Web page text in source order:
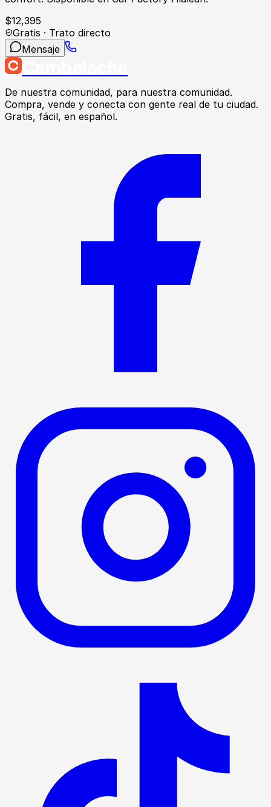
$12,395
Gratis · Trato directo
Mensaje
De nuestra comunidad, para nuestra comunidad.
Compra, vende y conecta con gente real de tu ciudad.
Gratis, fácil, en español.